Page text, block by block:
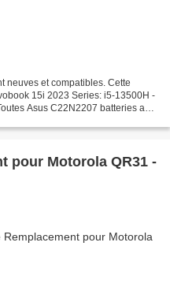
neuves et compatibles. Cette
15i 2023 Series: i5-13500H -
Asus C22N2207 batteries a
pour Motorola QR31 -